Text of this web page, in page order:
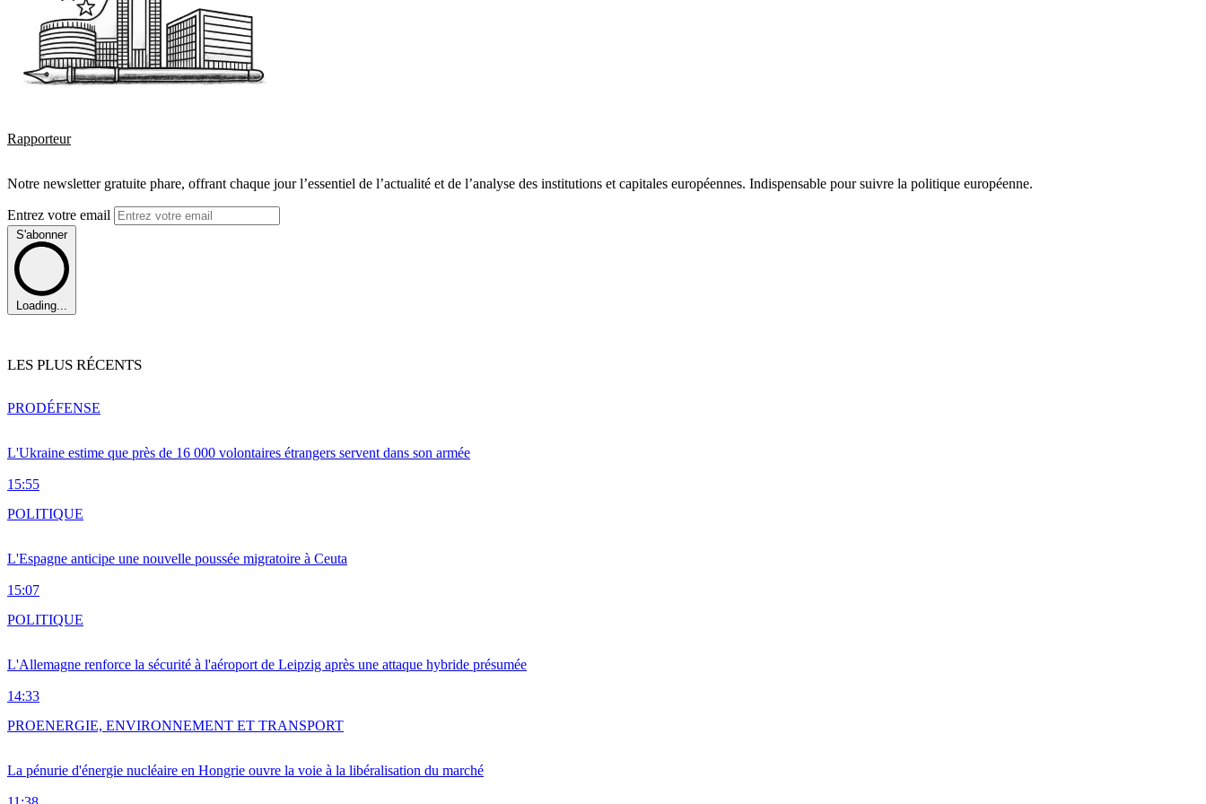
Rapporteur
Notre newsletter gratuite phare, offrant chaque jour l’essentiel de l’actualité et de l’analyse des institutions et capitales européennes. Indispensable pour suivre la politique européenne.
Entrez votre email
S'abonner
Loading...
LES PLUS RÉCENTS
L'Ukraine estime que près de 16 000 volontaires étrangers servent dans son armée
15:55
PRODÉFENSE
L'Espagne anticipe une nouvelle poussée migratoire à Ceuta
15:07
POLITIQUE
L'Allemagne renforce la sécurité à l'aéroport de Leipzig après une attaque hybride présumée
14:33
POLITIQUE
La pénurie d'énergie nucléaire en Hongrie ouvre la voie à la libéralisation du marché
PROENERGIE, ENVIRONNEMENT ET TRANSPORT